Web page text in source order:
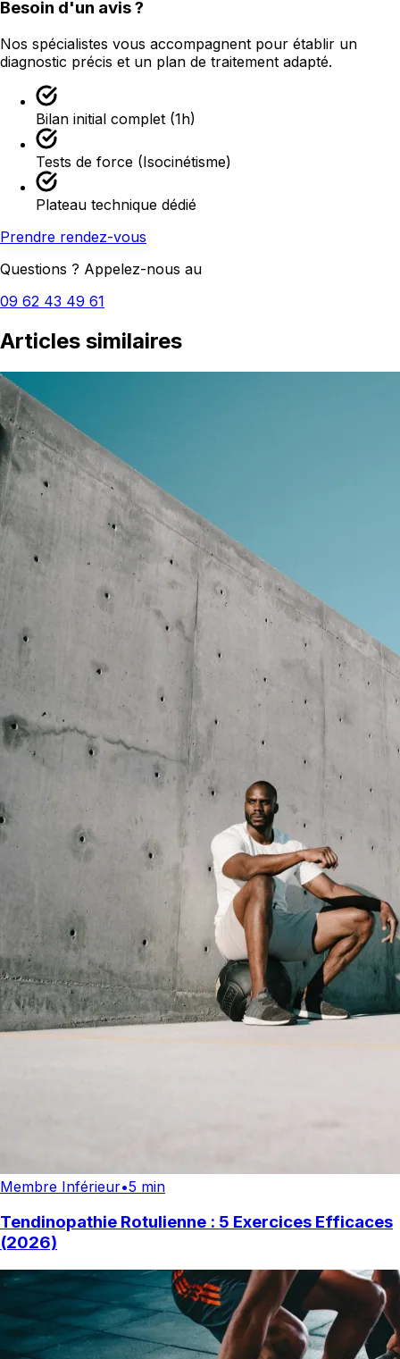
Besoin d'un avis ?
Nos spécialistes vous accompagnent pour établir un
diagnostic précis et un plan de traitement adapté.
Bilan initial complet (1h)
Tests de force (Isocinétisme)
Plateau technique dédié
Prendre rendez-vous
Questions ? Appelez-nous au
09 62 43 49 61
Articles similaires
Membre Inférieur•5 min
Tendinopathie Rotulienne : 5 Exercices Efficaces
(2026)